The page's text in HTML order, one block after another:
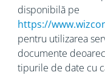
disponibilă pe
https://
pentru utilizarea
documente
tipurile de date cu